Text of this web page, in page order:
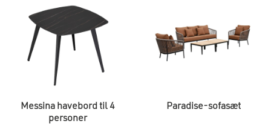
Messina havebord til 4
personer
Paradise-sofasæt